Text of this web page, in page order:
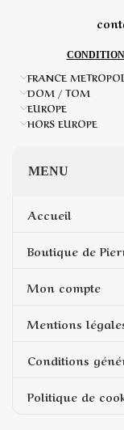
FRANCE
DOM / TOM
EUROPE
HORS EUROPE
MENU
Accueil
Boutique de
Mon compte
Mentions
Conditions
Politique de